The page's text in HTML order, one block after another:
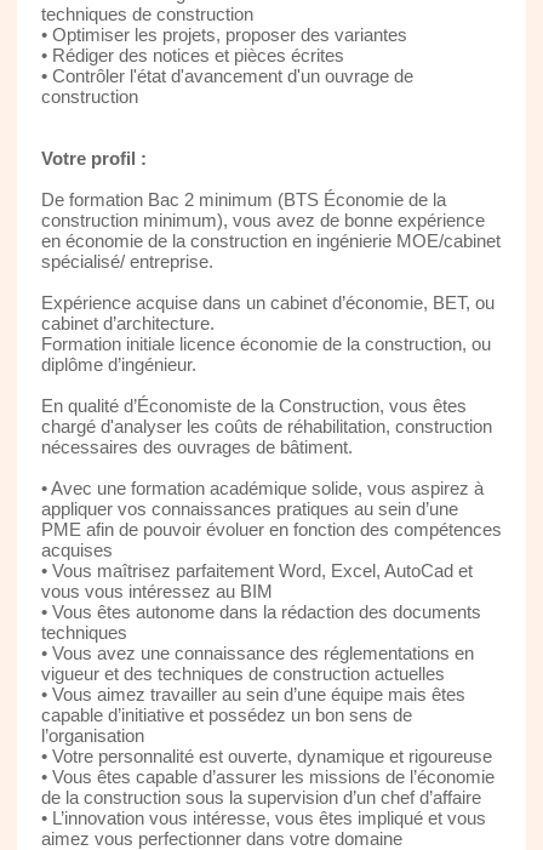
techniques de construction
• Optimiser les projets, proposer des variantes
• Rédiger des notices et pièces écrites
• Contrôler l'état d'avancement d'un ouvrage de
construction
Votre profil :
De formation Bac 2 minimum (BTS Économie de la
construction minimum), vous avez de bonne expérience
en économie de la construction en ingénierie MOE/cabinet
spécialisé/ entreprise.
Expérience acquise dans un cabinet d’économie, BET, ou
cabinet d’architecture.
Formation initiale licence économie de la construction, ou
diplôme d’ingénieur.
En qualité d’Économiste de la Construction, vous êtes
chargé d'analyser les coûts de réhabilitation, construction
nécessaires des ouvrages de bâtiment.
• Avec une formation académique solide, vous aspirez à
appliquer vos connaissances pratiques au sein d’une
PME afin de pouvoir évoluer en fonction des compétences
acquises
• Vous maîtrisez parfaitement Word, Excel, AutoCad et
vous vous intéressez au BIM
• Vous êtes autonome dans la rédaction des documents
techniques
• Vous avez une connaissance des réglementations en
vigueur et des techniques de construction actuelles
• Vous aimez travailler au sein d’une équipe mais êtes
capable d’initiative et possédez un bon sens de
l’organisation
• Votre personnalité est ouverte, dynamique et rigoureuse
• Vous êtes capable d’assurer les missions de l’économie
de la construction sous la supervision d’un chef d’affaire
• L’innovation vous intéresse, vous êtes impliqué et vous
aimez vous perfectionner dans votre domaine